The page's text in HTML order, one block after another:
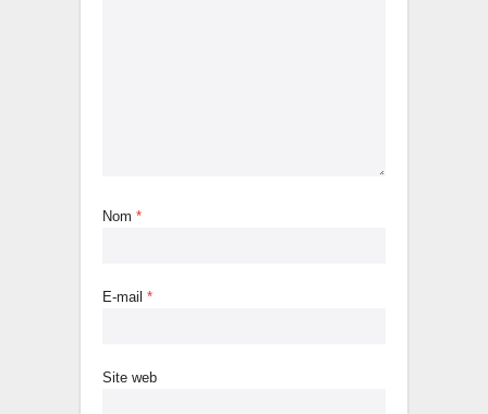
Nom *
E-mail *
Site web